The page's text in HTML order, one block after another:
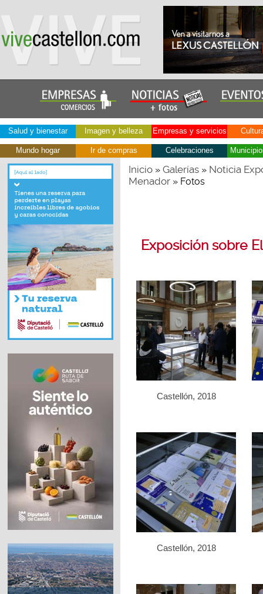
Salud y bienestar Imagen y belleza Empresas y servicios
Mundo hogar Ir de compras Celebraciones
Inicio» Galerías» Noticia
Menador» Fotos
Exposición sobre
Castellón, 2018
Castellón, 2018